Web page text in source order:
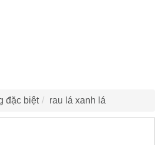
đặc biệt rau lá xanh lá